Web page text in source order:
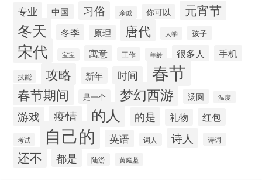
专业 中国 习俗 亲戚 你可以 元宵节
冬天 冬季 原理 唐代 大学 孩子
宋代 宝宝 寓意 工作 年龄 很多人 手机
技能 攻略 新年 时间 春节
春节期间 是一个 梦幻西游 汤圆 温度
游戏 疫情 的人 的是 礼物 红包
考试 自己的 英语 词人 诗人 诗词
还不 都是 陆游 黄庭坚